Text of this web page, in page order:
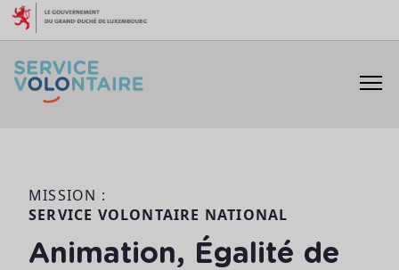
Aller au contenu
MISSION :
SERVICE VOLONTAIRE NATIONAL
Animation, Égalité de